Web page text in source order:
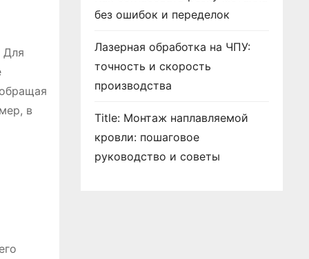
Для
в
без ошибок и переделок
Лазерная обработка на ЧПУ:
точность и скорость
производства
Title: Монтаж наплавляемой
кровли: пошаговое
руководство и советы